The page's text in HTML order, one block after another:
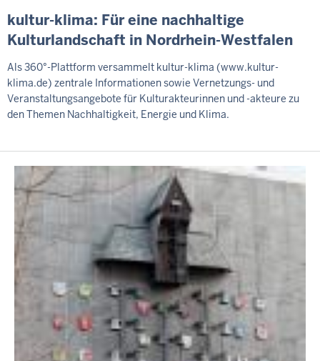
kultur-klima: Für eine nachhaltige
Kulturlandschaft in Nordrhein-Westfalen
Als 360°-Plattform versammelt kultur-klima (www.kultur-
klima.de) zentrale Informationen sowie Vernetzungs- und
Veranstaltungsangebote für Kulturakteurinnen und -akteure zu
den Themen Nachhaltigkeit, Energie und Klima.